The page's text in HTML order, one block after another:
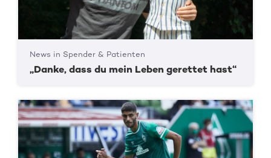
News in Spender & Patienten
„Danke, dass du mein Leben gerettet hast“